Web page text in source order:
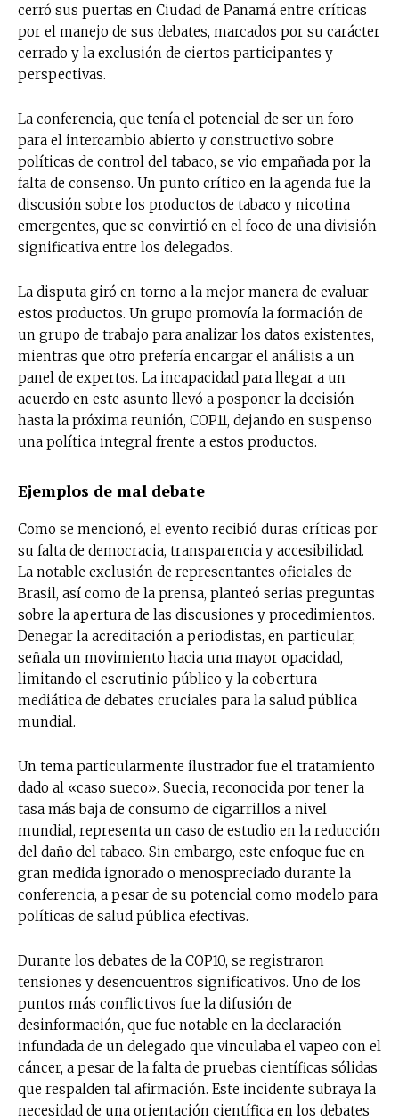
cerró sus puertas en Ciudad de Panamá entre críticas
por el manejo de sus debates, marcados por su carácter
cerrado y la exclusión de ciertos participantes y
perspectivas.
La conferencia, que tenía el potencial de ser un foro
para el intercambio abierto y constructivo sobre
políticas de control del tabaco, se vio empañada por la
falta de consenso. Un punto crítico en la agenda fue la
discusión sobre los productos de tabaco y nicotina
emergentes, que se convirtió en el foco de una división
significativa entre los delegados.
La disputa giró en torno a la mejor manera de evaluar
estos productos. Un grupo promovía la formación de
un grupo de trabajo para analizar los datos existentes,
mientras que otro prefería encargar el análisis a un
panel de expertos. La incapacidad para llegar a un
acuerdo en este asunto llevó a posponer la decisión
hasta la próxima reunión, COP11, dejando en suspenso
una política integral frente a estos productos.
Ejemplos de mal debate
Como se mencionó, el evento recibió duras críticas por
su falta de democracia, transparencia y accesibilidad.
La notable exclusión de representantes oficiales de
Brasil, así como de la prensa, planteó serias preguntas
sobre la apertura de las discusiones y procedimientos.
Denegar la acreditación a periodistas, en particular,
señala un movimiento hacia una mayor opacidad,
limitando el escrutinio público y la cobertura
mediática de debates cruciales para la salud pública
mundial.
Un tema particularmente ilustrador fue el tratamiento
dado al «caso sueco». Suecia, reconocida por tener la
tasa más baja de consumo de cigarrillos a nivel
mundial, representa un caso de estudio en la reducción
del daño del tabaco. Sin embargo, este enfoque fue en
gran medida ignorado o menospreciado durante la
conferencia, a pesar de su potencial como modelo para
políticas de salud pública efectivas.
Durante los debates de la COP10, se registraron
tensiones y desencuentros significativos. Uno de los
puntos más conflictivos fue la difusión de
desinformación, que fue notable en la declaración
infundada de un delegado que vinculaba el vapeo con el
cáncer, a pesar de la falta de pruebas científicas sólidas
que respalden tal afirmación. Este incidente subraya la
necesidad de una orientación científica en los debates